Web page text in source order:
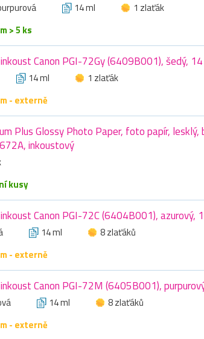
14 ml
1 zlaťák
> 5 ks
Canon PGI-72Gy (6409B001), šedý,
14 ml
1 zlaťák
- externě
Plus Glossy Photo Paper, foto papír,
inkoustový
kusy
Canon PGI-72C (6404B001), azurový,
14 ml
8 zlaťáků
- externě
Canon PGI-72M (6405B001),
14 ml
8 zlaťáků
- externě